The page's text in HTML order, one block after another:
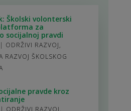
Školski volonterski
za
socijalnoj pravdi
| ODRŽIVI RAZVOJ,
RAZVOJ ŠKOLSKOG
pravde kroz
| ODRŽIVI RAZVOJ,